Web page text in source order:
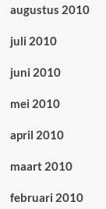
augustus 2010
juli 2010
juni 2010
mei 2010
april 2010
maart 2010
februari 2010